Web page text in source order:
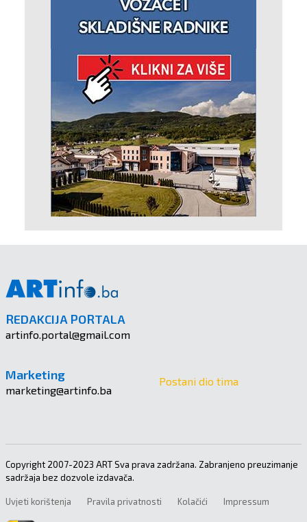
REDAKCIJA PORTALA
artinfo.portal@gmail.com
Marketing
marketing@artinfo.ba
Postani dio tima
Copyright 2007-2023 ART Sva prava zadržana. Zabranjeno preuzimanje
sadržaja bez dozvole izdavača.
Uvjeti korištenja Pravila privatnosti Kolačići Impressum